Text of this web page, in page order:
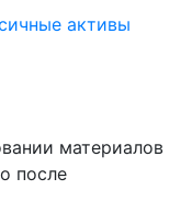
активы
материалов
после